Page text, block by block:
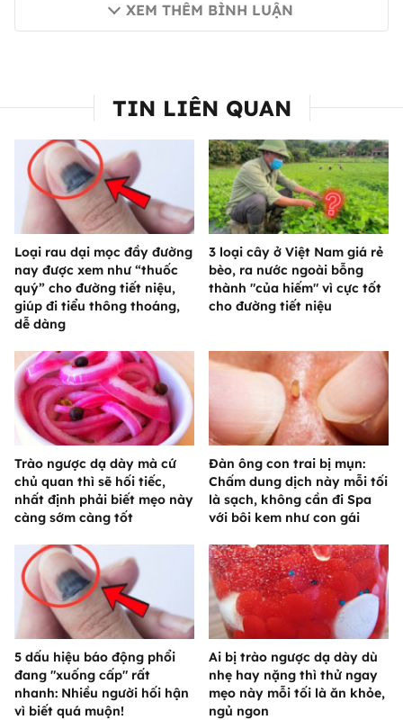
XEM THÊM BÌNH LUẬN
TIN LIÊN QUAN
Loại rau dại mọc đầy đường
nay được xem như “thuốc
quý” cho đường tiết niệu,
giúp đi tiểu thông thoáng,
dễ dàng
3 loại cây ở Việt Nam giá rẻ
bèo, ra nước ngoài bỗng
thành "của hiếm" vì cực tốt
cho đường tiết niệu
Trào ngược dạ dày mà cứ
chủ quan thì sẽ hối tiếc,
nhất định phải biết mẹo này
càng sớm càng tốt
Đàn ông con trai bị mụn:
Chấm dung dịch này mỗi tối
là sạch, không cần đi Spa
với bôi kem như con gái
5 dấu hiệu báo động phổi
đang "xuống cấp" rất
nhanh: Nhiều người hối hận
vì biết quá muộn!
Ai bị trào ngược dạ dày dù
nhẹ hay nặng thì thử ngay
mẹo này mỗi tối là ăn khỏe,
ngủ ngon